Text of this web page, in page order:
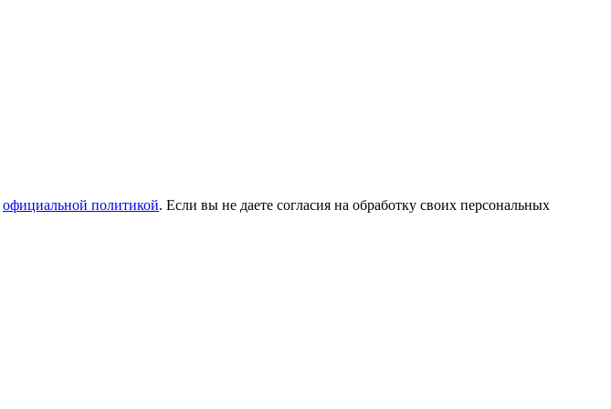
официальной политикой. Если вы не даете согласия на обработку своих персональных